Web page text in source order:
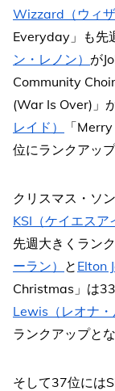
Wizzard（ウィザ
Everyday」も先
ン・レノン） が
Community
(War Is Over)」
レイド）
「
位にランクアップ
クリスマス・ソ
KSI（ケイエスア
先週大きくラン
ーラン） と Elton
Christmas」は33
Lewis（レオナ・
ランクアップとな
そして37位には